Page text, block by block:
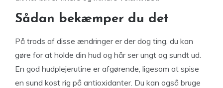
Sådan bekæmper du det
På trods af disse ændringer er der dog ting, du kan
gøre for at holde din hud og hår ser ungt og sundt ud.
En god hudplejerutine er afgørende, ligesom at spise
en sund kost rig på antioxidanter. Du kan også bruge